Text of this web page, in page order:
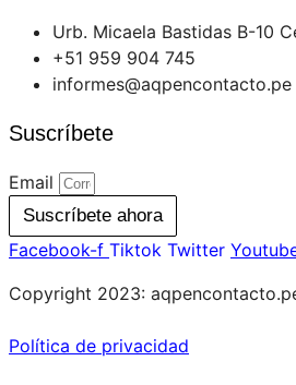
Urb. Micaela Bastidas B-10
+51 959 904 745
informes@aqpencontacto.pe
Suscríbete
Email
Suscríbete ahora
Facebook-f Tiktok Twitter
Copyright 2023:
Política de privacidad